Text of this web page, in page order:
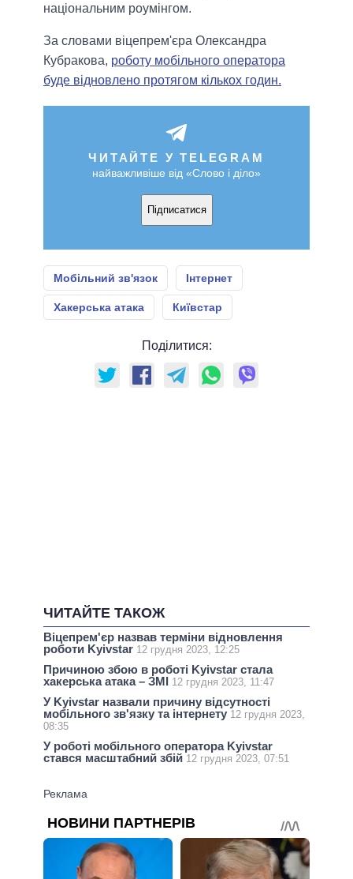
національним роумінгом.
За словами віцепрем'єра Олександра
Кубракова, роботу мобільного оператора
буде відновлено протягом кількох годин.
ЧИТАЙТЕ У TELEGRAM
найважливіше від «Слово і діло»
Підписатися
Мобільний зв'язок Інтернет
Хакерська атака Київстар
Поділитися:
ЧИТАЙТЕ ТАКОЖ
Віцепрем'єр назвав терміни відновлення
роботи Kyivstar 12 грудня 2023, 12:25
Причиною збою в роботі Kyivstar стала
хакерська атака – ЗМІ 12 грудня 2023, 11:47
У Kyivstar назвали причину відсутності
мобільного зв'язку та інтернету 12 грудня 2023,
08:35
У роботі мобільного оператора Kyivstar
стався масштабний збій 12 грудня 2023, 07:51